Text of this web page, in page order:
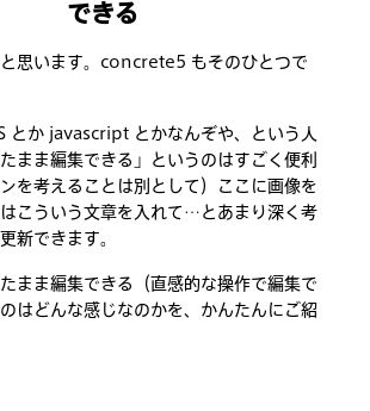
できる
思います。concrete5 もそのひとつで
とか javascript とかなんぞや、という人
まま編集できる」というのはすごく便利
を考えることは別として）ここに画像を
こういう文章を入れて…とあまり深く考
新できます。
まま編集できる（直感的な操作で編集で
はどんな感じなのかを、かんたんにご紹